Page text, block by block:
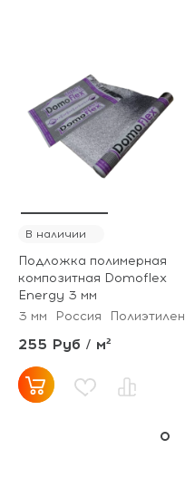
В наличии
Подложка полимерная
композитная Domoflex
Energy 3 мм
3 мм
Россия Полиэтилен
255 Руб / м²